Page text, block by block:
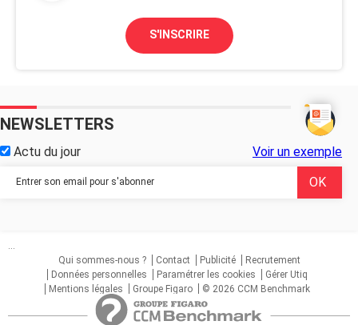
S'INSCRIRE
NEWSLETTERS
Actu du jour Voir un exemple
...
Qui sommes-nous ?
Contact Publicité
Recrutement
Données personnelles
Paramétrer les cookies
Gérer Utiq
Mentions légales
Groupe Figaro © 2026 CCM Benchmark